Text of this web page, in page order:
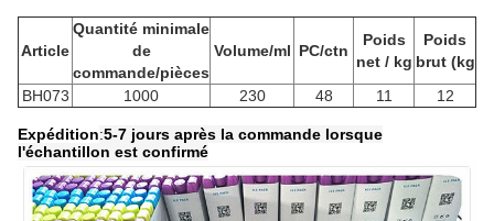
Article
Quantité minimale
de
commande/pièces
Volume/ml PC/ctn
Poids
net / kg
Poids
brut (kg
BH073
1000 230 48 11 12
Expédition:5-7 jours après la commande lorsque
l'échantillon est confirmé